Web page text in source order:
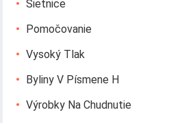
Sietnice
Pomočovanie
Vysoký Tlak
Byliny V Písmene H
Výrobky Na Chudnutie